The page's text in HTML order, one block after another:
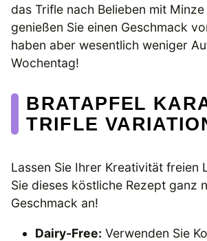
das Trifle nach Belieben mit
genießen Sie einen Geschmack
haben aber wesentlich weniger
Wochentag!
BRATAPFEL
TRIFLE
Lassen Sie Ihrer Kreativität freien
Sie dieses köstliche Rezept ganz
Geschmack an!
Dairy-Free: Verwenden Sie